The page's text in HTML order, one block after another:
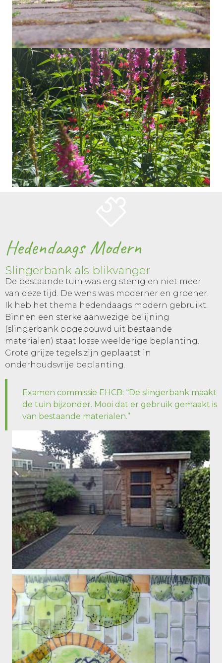
Hedendaags Modern
Slingerbank als blikvanger
De bestaande tuin was erg stenig en niet meer
van deze tijd. De wens was moderner en groener.
Ik heb het thema hedendaags modern gebruikt.
Binnen een sterke aanwezige belijning
(slingerbank opgebouwd uit bestaande
materialen) staat losse weelderige beplanting.
Grote grijze tegels zijn geplaatst in
onderhoudsvrije beplanting.
Examen commissie EHCB: “De slingerbank maakt
de tuin bijzonder. Mooi dat er gebruik gemaakt is
van bestaande materialen.”